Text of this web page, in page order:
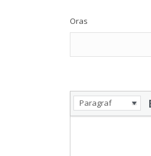
Oras
Paragraf